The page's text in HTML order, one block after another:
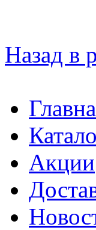
Назад в
Акции